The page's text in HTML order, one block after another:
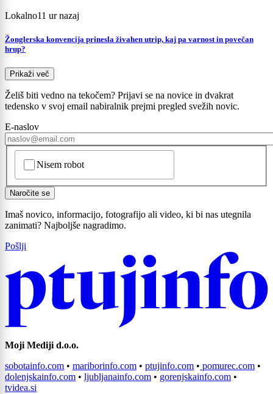
Lokalno11 ur nazaj
Žonglerska konvencija prinesla živahen utrip, kaj pa varnost in povečan
hrup?
Prikaži več
Želiš biti vedno na tekočem? Prijavi se na novice in dvakrat
tedensko v svoj email nabiralnik prejmi pregled svežih novic.
E-naslov
Nisem robot
Naročite se
Imaš novico, informacijo, fotografijo ali video, ki bi nas utegnila
zanimati? Najboljše nagradimo.
Pošlji
Moji Mediji d.o.o.
sobotainfo.com • mariborinfo.com • ptujinfo.com • pomurec.com •
dolenjskainfo.com • ljubljanainfo.com • gorenjskainfo.com •
tvidea.si
Prijavi se na cajtng